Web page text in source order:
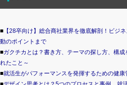
■ 【28卒向け】総合商社業界を徹底解剖！ビジ
動のポイントまで
■ガクチカとは？書き方、テーマの探し方、構
れたこと～
■就活生がパフォーマンスを発揮するための健康